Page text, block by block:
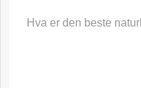
Hva er den beste